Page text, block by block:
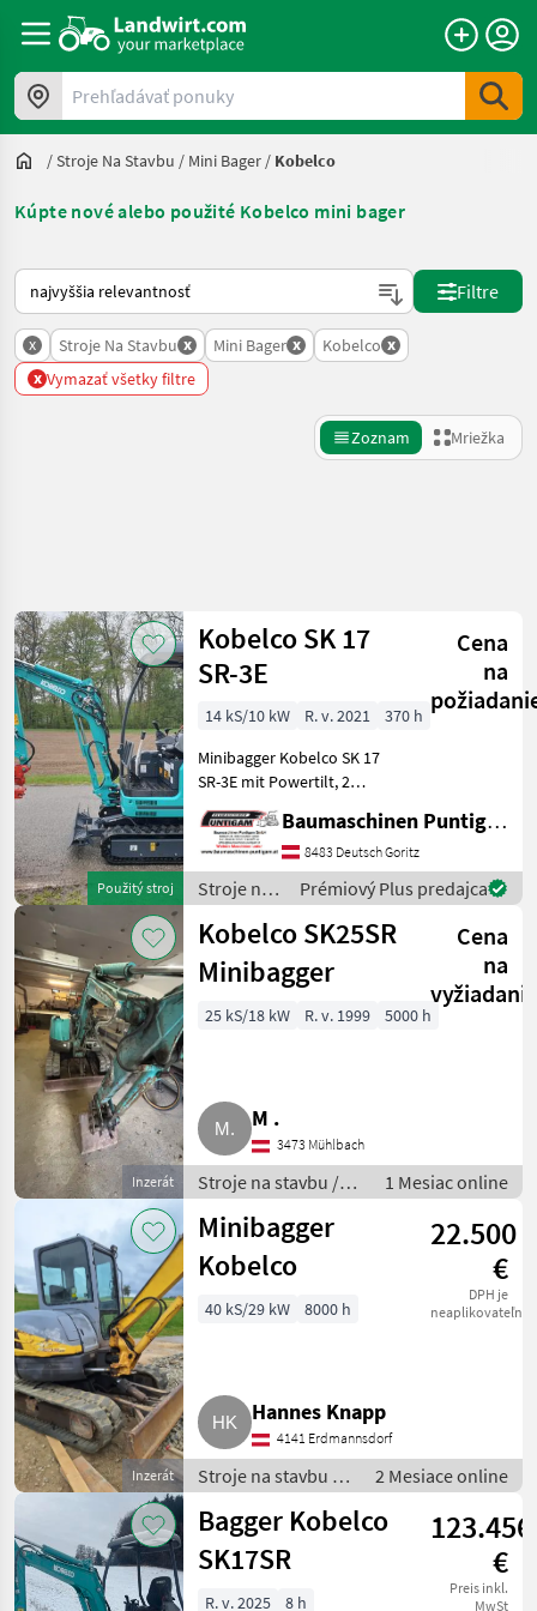
Prehľadávať ponuky
/Stroje Na Stavbu / Mini Bager / Kobelco
Kúpte nové alebo použité Kobelco mini bager
Takto sa vykonáva triedenie na Landwirt.com
Filtre
x Stroje Na Stavbu x Mini Bager x Kobelco x
x Vymazať všetky filtre
Zoznam Mriežka
Kategória 4 Krajina Filtre
AKTUÁLNA
CESTA
stavebná
technika
Stroje
Na
Stavbu
Mini
Kobelco
VYBRAŤ
KATEGÓRIU
Kobelco
Takeuchi
Bobcat
Wacker
Rhinoceros
Zobraziť
všetkých
37
MODEL
SK10SR-
2E
Resetovať
Zobraziť 5
výsledkov
Použitý stroj
Kobelco SK 17
SR-3E
Cena
na
14 kS/10 kW R. v. 2021
370 h
Minibagger Kobelco SK 17
SR-3E mit Powertilt, 2
Böschungslöffel,
verstellbares Laufwerk min.
990 mm bis max 1320 mm,
Betriebsgewicht 1810 kg,
Referenzn
Baumaschinen Puntigam GmbH
8483 Deutsch Goritz
Stroje na
stavbu /
Kobelco
Prémiový Plus predajca
Inzerát
Kobelco SK25SR
Minibagger
Cena
na
25 kS/18 kW R. v. 1999 5000 h
M .
3473 Mühlbach
Stroje na stavbu /
mini bager
1 Mesiac online
Inzerát
Minibagger
Kobelco
22.500
€
DPH je
neaplikovateľné
40 kS/29 kW 8000 h
Hannes Knapp
4141 Erdmannsdorf
Stroje na stavbu /
mini bager
2 Mesiace online
Bagger Kobelco
SK17SR
123.456
€
Preis inkl.
MwSt
R. v. 2025 8 h